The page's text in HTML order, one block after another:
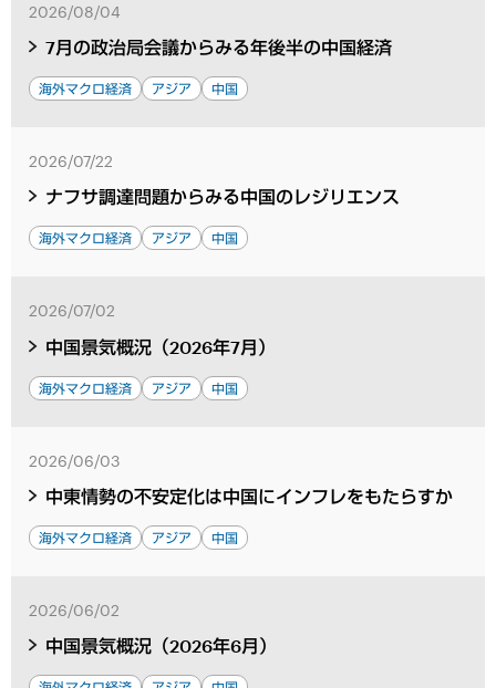
2026/08/04
7月の政治局会議からみる年後半の中国経済
海外マクロ経済 アジア 中国
2026/07/22
ナフサ調達問題からみる中国のレジリエンス
海外マクロ経済 アジア 中国
2026/07/02
中国景気概況（2026年7月）
海外マクロ経済 アジア 中国
2026/06/03
中東情勢の不安定化は中国にインフレをもたらすか
海外マクロ経済 アジア 中国
2026/06/02
中国景気概況（2026年6月）